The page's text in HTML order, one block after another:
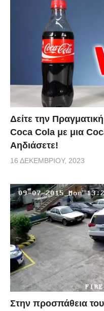
Δείτε την
Coca Cola με μια
Αηδιάσετε!
16 ΔΕΚΕΜΒΡΊΟΥ, 2023
Στην προσπάθεια